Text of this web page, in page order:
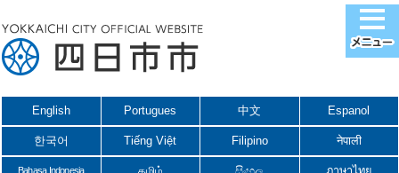
English Portugues 中文 Espanol
한국어 Tiếng Việt Filipino नेपाली
Bahasa Indonesia